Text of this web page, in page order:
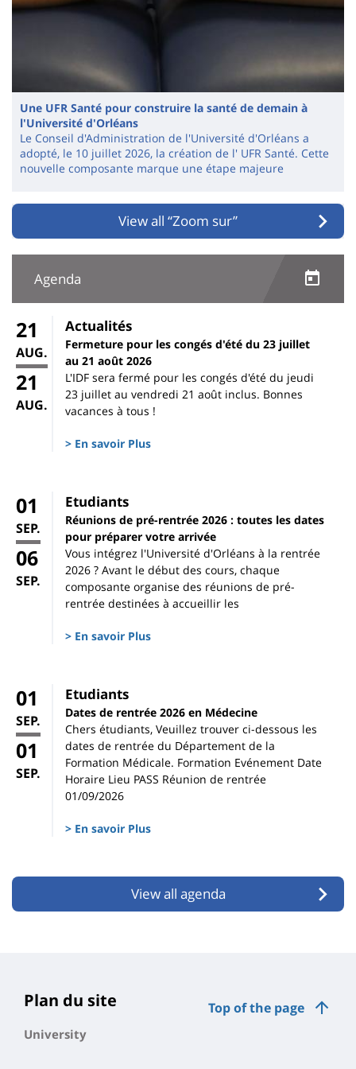
Une UFR Santé pour construire la santé de demain à
l'Université d'Orléans
Le Conseil d'Administration de l'Université d'Orléans a
adopté, le 10 juillet 2026, la création de l' UFR Santé. Cette
nouvelle composante marque une étape majeure
View all “Zoom sur”
Agenda
21
AUG.
21
AUG.
Actualités
Fermeture pour les congés d'été du 23 juillet
au 21 août 2026
L'IDF sera fermé pour les congés d'été du jeudi
23 juillet au vendredi 21 août inclus. Bonnes
vacances à tous !
> En savoir Plus
01
SEP.
06
SEP.
Etudiants
Réunions de pré-rentrée 2026 : toutes les dates
pour préparer votre arrivée
Vous intégrez l'Université d'Orléans à la rentrée
2026 ? Avant le début des cours, chaque
composante organise des réunions de pré-
rentrée destinées à accueillir les
> En savoir Plus
01
SEP.
01
SEP.
Etudiants
Dates de rentrée 2026 en Médecine
Chers étudiants, Veuillez trouver ci-dessous les
dates de rentrée du Département de la
Formation Médicale. Formation Evénement Date
Horaire Lieu PASS Réunion de rentrée
01/09/2026
> En savoir Plus
View all agenda
Top of the page
Plan du site
University